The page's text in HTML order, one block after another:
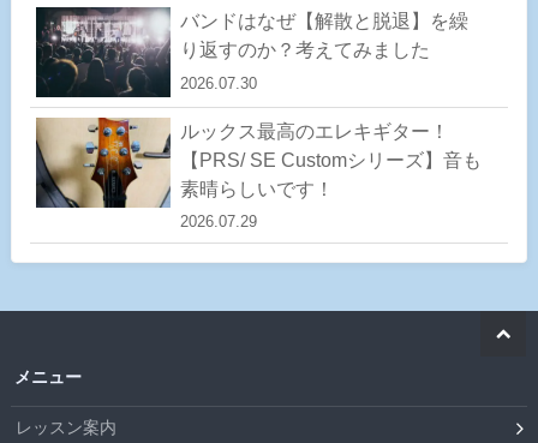
バンドはなぜ【解散と脱退】を繰
り返すのか？考えてみました
2026.07.30
ルックス最高のエレキギター！
【PRS/ SE Customシリーズ】音も
素晴らしいです！
2026.07.29
メニュー
レッスン案内